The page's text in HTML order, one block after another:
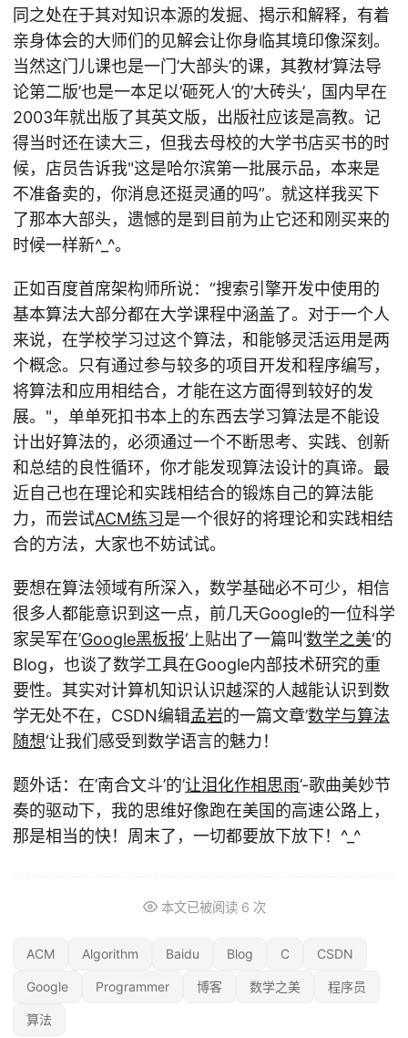
同之处在于其对知识本源的发掘、揭示和解释，有着
亲身体会的大师们的见解会让你身临其境印像深刻。
当然这门儿课也是一门’大部头’的课，其教材’算法导
论第二版’也是一本足以’砸死人’的’大砖头’，国内早在
2003年就出版了其英文版，出版社应该是高教。记
得当时还在读大三，但我去母校的大学书店买书的时
候，店员告诉我"这是哈尔滨第一批展示品，本来是
不准备卖的，你消息还挺灵通的吗”。就这样我买下
了那本大部头，遗憾的是到目前为止它还和刚买来的
时候一样新^_^。
正如百度首席架构师所说：“搜索引擎开发中使用的
基本算法大部分都在大学课程中涵盖了。对于一个人
来说，在学校学习过这个算法，和能够灵活运用是两
个概念。只有通过参与较多的项目开发和程序编写，
将算法和应用相结合，才能在这方面得到较好的发
展。"，单单死扣书本上的东西去学习算法是不能设
计出好算法的，必须通过一个不断思考、实践、创新
和总结的良性循环，你才能发现算法设计的真谛。最
近自己也在理论和实践相结合的锻炼自己的算法能
力，而尝试ACM练习是一个很好的将理论和实践相结
合的方法，大家也不妨试试。
要想在算法领域有所深入，数学基础必不可少，相信
很多人都能意识到这一点，前几天Google的一位科学
家吴军在’Google黑板报‘上贴出了一篇叫’数学之美‘的
Blog，也谈了数学工具在Google内部技术研究的重
要性。其实对计算机知识认识越深的人越能认识到数
学无处不在，CSDN编辑孟岩的一篇文章’数学与算法
随想‘让我们感受到数学语言的魅力！
题外话：在’南合文斗’的’让泪化作相思雨’-歌曲美妙节
奏的驱动下，我的思维好像跑在美国的高速公路上，
那是相当的快！周末了，一切都要放下放下！^_^
本文已被阅读 6 次
ACM Algorithm Baidu Blog C CSDN
Google Programmer 博客 数学之美 程序员
算法